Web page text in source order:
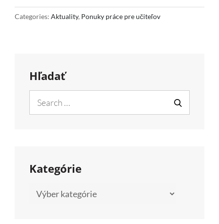
FELIX
Categories: Aktuality, Ponuky práce pre učiteľov
Hľadať
for:
SEARCH
Kategórie
Kategórie